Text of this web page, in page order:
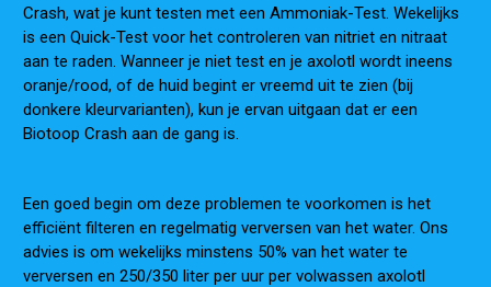
Crash, wat je kunt testen met eenAmmoniak-Test . Wekelijks
is eenQuick-Test voor het controleren van nitriet en nitraat
aan te raden. Wanneer je niet test en je axolotl wordt ineens
oranje/rood, of de huid begint er vreemd uit te zien (bij
donkere kleurvarianten), kun je ervan uitgaan dat er een
Biotoop Crash aan de gang is.
Een goed begin om deze problemen te voorkomen is het
efficiëntfilteren en regelmatig verversen van het water. Ons
advies is om wekelijks minstens 50% van het water te
verversen en 250/350 liter per uur per volwassen axolotl